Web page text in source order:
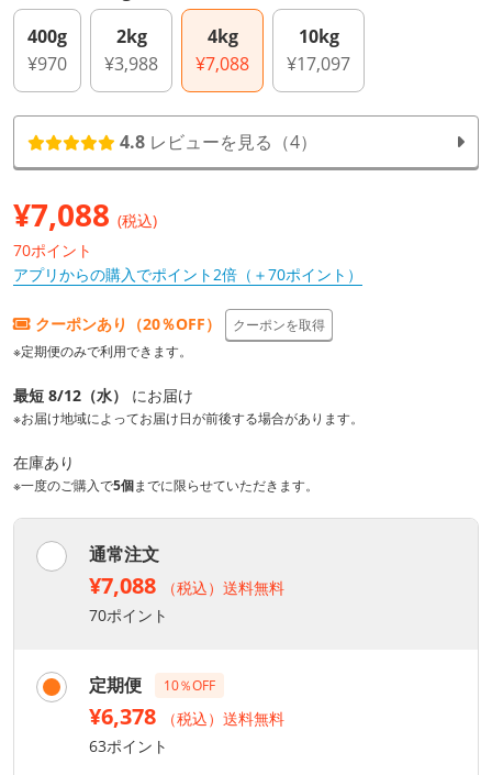
400g
¥970
2kg
¥3,988
4kg
¥7,088
10kg
¥17,097
4.8 レビューを見る（4）
¥7,088 (税込)
70ポイント
アプリからの購入でポイント2倍（＋70ポイント）
クーポンあり（20％OFF）
クーポンを取得
※定期便のみで利用できます。
最短 8/12（水） にお届け
※お届け地域によってお届け日が前後する場合があります。
在庫あり
※一度のご購入で5個までに限らせていただきます。
通常注文
¥7,088
（税込）送料無料
70ポイント
定期便 10％OFF
¥6,378
（税込）送料無料
63ポイント